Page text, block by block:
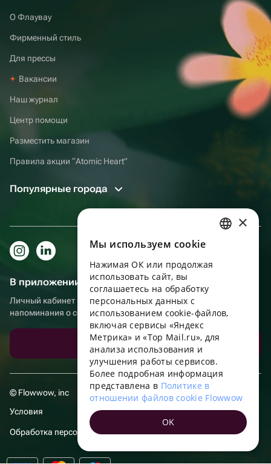
О Флаувау
Фирменный стиль
Для прессы
Вакансии
Наш журнал
Центр помощи
Разместить магазин
Правила акции “Atomic Heart”
Популярные города
В приложении еще удобнее!
Личный кабинет получателя, больше бонусов за покупки и
напоминания о событиях
Скачать приложение
© Flowwow, inc
Условия
Обработка персональных данных
ENGLISH
UKRAINIAN
PORTUGUESE
FRENCH
TURKISH
POLISH
×
Мы используем сookie
Нажимая ОК или продолжая
использовать сайт, вы
соглашаетесь на обработку
персональных данных с
использованием cookie-файлов,
включая сервисы «Яндекс
Метрика» и «Top Mail.ru», для
анализа использования и
улучшения работы сервисов.
Более подробная информация
представлена в Политике в
отношении файлов cookie Flowwow
OK